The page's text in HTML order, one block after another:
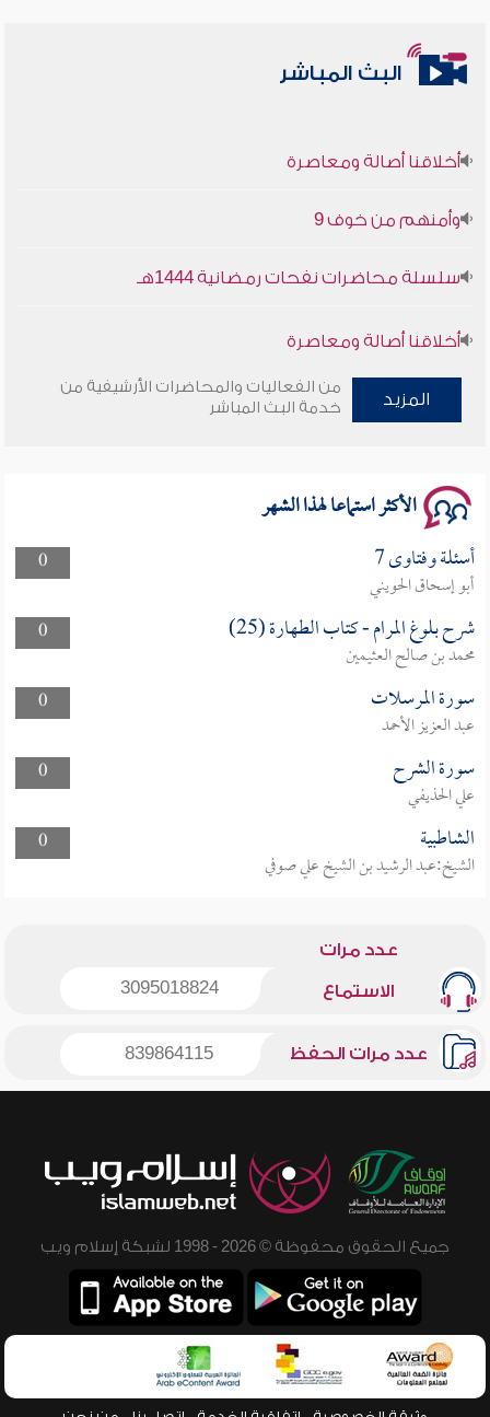
البث المباشر
أخلاقنا أصالة ومعاصرة
وأمنهم من خوف 9
سلسلة محاضرات نفحات رمضانية 1444هـ
أخلاقنا أصالة ومعاصرة
وأمنهم من خوف 9
المزيد
من الفعاليات والمحاضرات الأرشيفية من
خدمة البث المباشر
الأكثر استماعا لهذا الشهر
0 أسئلة وفتاوى 7
أبو إسحاق الحويني
0
شرح بلوغ المرام - كتاب الطهارة (25)
محمد بن صالح العثيمين
0
سورة المرسلات
عبد العزيز الأحمد
0
سورة الشرح
علي الحذيفي
0
الشاطبية
الشيخ:عبد الرشيد بن الشيخ علي صوفي
عدد مرات
الاستماع 3095018824
عدد مرات الحفظ 839864115
جميع الحقوق محفوظة © 2026 - 1998 لشبكة إسلام ويب